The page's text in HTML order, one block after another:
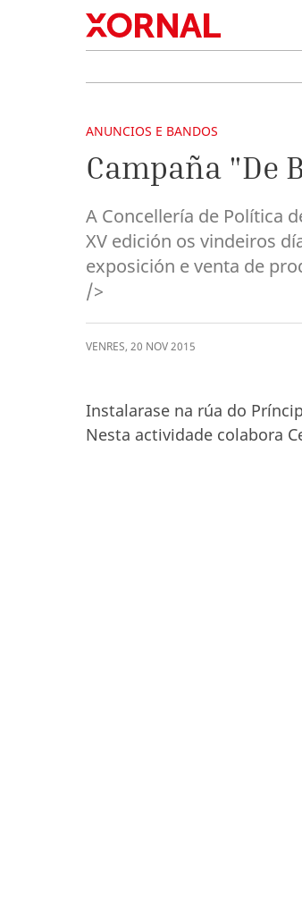
ANUNCIOS E BANDOS
Campaña "De
A Concellería de Política
XV edición os vindeiros
exposición e venta de
/>
VENRES, 20 NOV2015
Instalarase na rúa do
Nesta actividade colabora